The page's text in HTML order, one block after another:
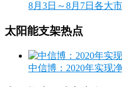
8月3日～8月7日各大
太阳能支架热点
中信博：2020年实现